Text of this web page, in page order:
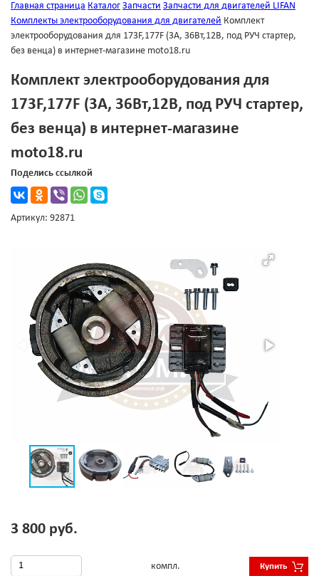
Главная страница Каталог Запчасти Запчасти для двигателей LIFAN
Комплекты электрооборудования для двигателей Комплект
электрооборудования для 173F,177F (3А, 36Вт,12В, под РУЧ стартер,
без венца) в интернет-магазине moto18.ru
Комплект электрооборудования для
173F,177F (3А, 36Вт,12В, под РУЧ стартер,
без венца) в интернет-магазине
moto18.ru
Поделись ссылкой
Артикул: 92871
3 800 руб.
компл. Купить